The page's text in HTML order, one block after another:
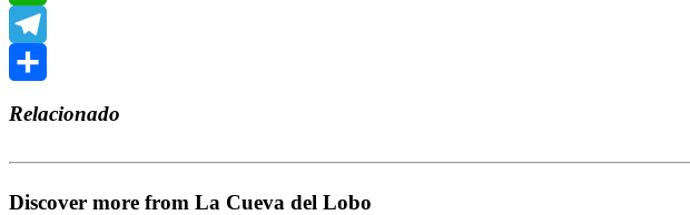
WhatsApp
Telegram
Relacionado
Discover more from La Cueva del Lobo